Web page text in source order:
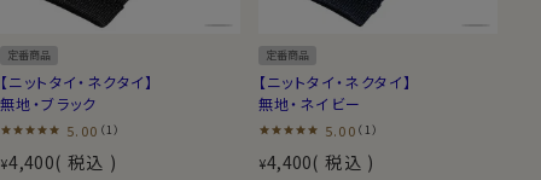
定番商品
【ニットタイ・ネクタイ】
無地・ブラック
5.00 （1）
¥4,400 税込
定番商品
【ニットタイ・ネクタイ】
無地・ネイビー
5.00 （1）
¥4,400 税込